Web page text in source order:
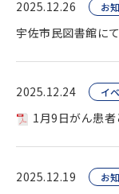
2025.12.26 お
宇佐市民図書館に
2025.12.24 イ
1月9日がん患
2025.12.19 お